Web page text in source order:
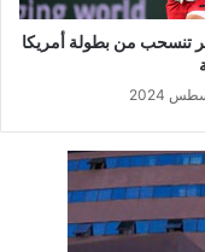
تنسحب من بطولة أمريكا